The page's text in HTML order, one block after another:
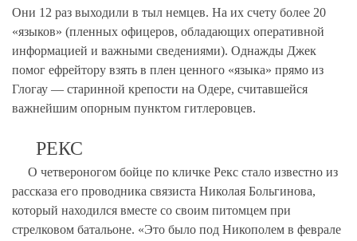
Они 12 раз выходили в тыл немцев. На их счету более 20
«языков» (пленных офицеров, обладающих оперативной
информацией и важными сведениями). Однажды Джек
помог ефрейтору взять в плен ценного «языка» прямо из
Глогау — старинной крепости на Одере, считавшейся
важнейшим опорным пунктом гитлеровцев.
РЕКС
О четвероногом бойце по кличке Рекс стало известно из
рассказа его проводника связиста Николая Больгинова,
который находился вместе со своим питомцем при
стрелковом батальоне. «Это было под Никополем в феврале